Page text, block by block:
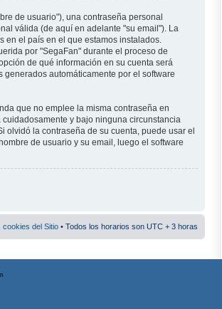
de usuario"), una contraseña personal
válida (de aquí en adelante "su email"). La
el país en el que estamos instalados.
por "SegaFan" durante el proceso de
de qué información en su cuenta será
automáticamente por el software
que no emplee la misma contraseña en
y bajo ninguna circunstancia
olvidó la contraseña de su cuenta, puede usar el
de usuario y su email, luego el software
cookies del Sitio • Todos los horarios son UTC + 3 horas